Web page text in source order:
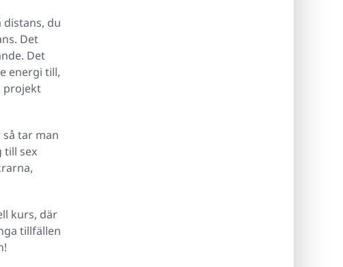
distans, du
Det
Det
energi till,
projekt
tar man
till sex
kurs, där
tillfällen